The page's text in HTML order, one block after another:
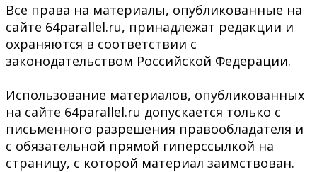
Все права на материалы, опубликованные на
сайте 64parallel.ru, принадлежат редакции и
охраняются в соответствии с
законодательством Российской Федерации.
Использование материалов, опубликованных
на сайте 64parallel.ru допускается только с
письменного разрешения правообладателя и
с обязательной прямой гиперссылкой на
страницу, с которой материал заимствован.